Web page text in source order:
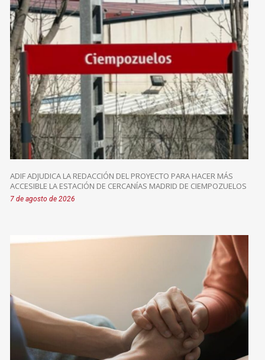
ADIF ADJUDICA LA REDACCIÓN DEL PROYECTO PARA HACER MÁS
ACCESIBLE LA ESTACIÓN DE CERCANÍAS MADRID DE CIEMPOZUELOS
7 de agosto de 2026